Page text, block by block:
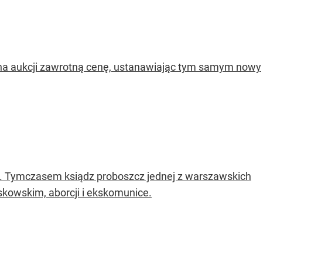
aukcji zawrotną cenę, ustanawiając tym samym nowy
ksiądz proboszcz jednej z warszawskich
aborcji i ekskomunice.